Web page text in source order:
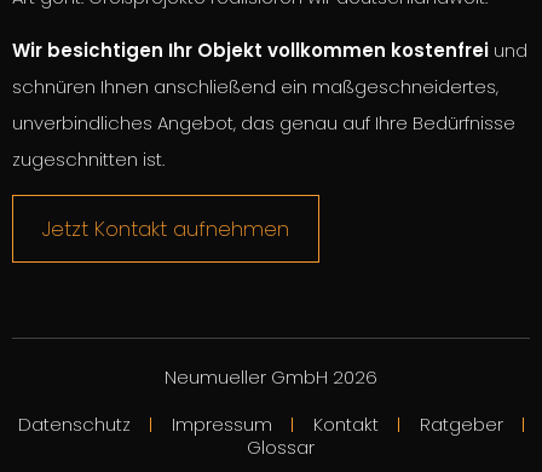
Wir besichtigen Ihr Objekt vollkommen kostenfrei und
schnüren Ihnen anschließend ein maßgeschneidertes,
unverbindliches Angebot, das genau auf Ihre Bedürfnisse
zugeschnitten ist.
Jetzt Kontakt aufnehmen
Neumueller GmbH 2026
Datenschutz
Impressum Kontakt
Ratgeber
Glossar